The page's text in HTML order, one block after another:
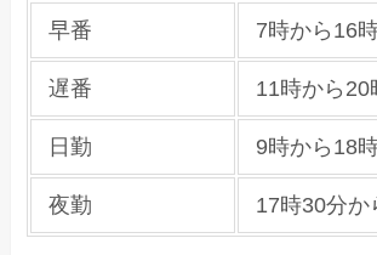
早番 7時から16
遅番 11時から20
日勤 9時から18
夜勤 17時30分か